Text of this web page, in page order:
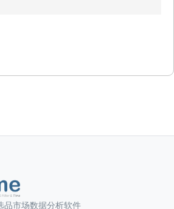
品市场数据分析软件